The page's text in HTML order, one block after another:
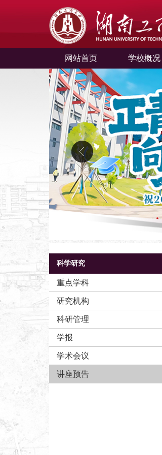
网站首页 学校概况
中心概况
科学研究
重点学科
研究机构
科研管理
学报
学术会议
讲座预告